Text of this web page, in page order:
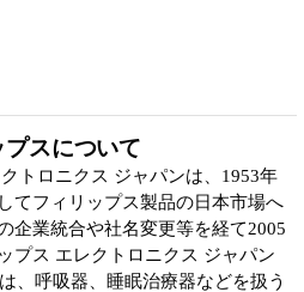
プスについて
トロニクス ジャパンは、1953年
てフィリップス製品の日本市場へ
企業統合や社名変更等を経て2005
プス エレクトロニクス ジャパン
、呼吸器、睡眠治療器などを扱う